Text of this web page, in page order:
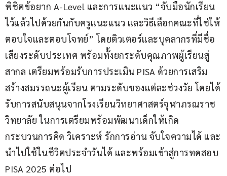
พิชิตข้อยาก A-Level และการแนะแนว “จับมือนักเรียน
ไว้แล้วไปด้วยกันกับครูแนะแนว และวิธีเลือกคณะที่ใช่ให้
ตอบใจและตอบโจทย์” โดยติวเตอร์และบุคลากรที่มีชื่อ
เสียงระดับประเทศ พร้อมทั้งยกระดับคุณภาพผู้เรียนสู่
สากล เตรียมพร้อมรับการประเมิน PISA ด้วยการเสริม
สร้างสมรรถนะผู้เรียน ตามระดับของแต่ละช่วงวัย โดยได้
รับการสนับสนุนจากโรงเรียนวิทยาศาสตร์จุฬาภรณราช
วิทยาลัย ในการเตรียมพร้อมพัฒนาเด็กให้เกิด
กระบวนการคิด วิเคราะห์ รักการอ่าน จับใจความได้ และ
นำไปใช้ในชีวิตประจำวันได้ และพร้อมเข้าสู่การทดสอบ
PISA 2025 ต่อไป